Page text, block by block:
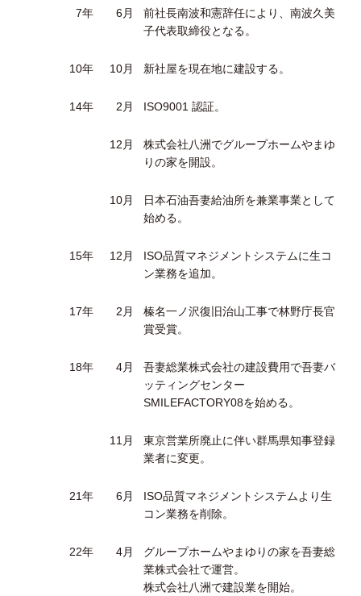
7年 6月
前社長南波和憲辞任により、南波久美
子代表取締役となる。
10年 10月 新社屋を現在地に建設する。
14年 2月 ISO9001 認証。
12月
株式会社八洲でグループホームやまゆ
りの家を開設。
10月
日本石油吾妻給油所を兼業事業として
始める。
15年 12月
ISO品質マネジメントシステムに生コ
ン業務を追加。
17年 2月
榛名一ノ沢復旧治山工事で林野庁長官
賞受賞。
18年 4月
吾妻総業株式会社の建設費用で吾妻バ
ッティングセンター
SMILEFACTORY08を始める。
11月
東京営業所廃止に伴い群馬県知事登録
業者に変更。
21年 6月
ISO品質マネジメントシステムより生
コン業務を削除。
22年 4月
グループホームやまゆりの家を吾妻総
業株式会社で運営。
株式会社八洲で建設業を開始。